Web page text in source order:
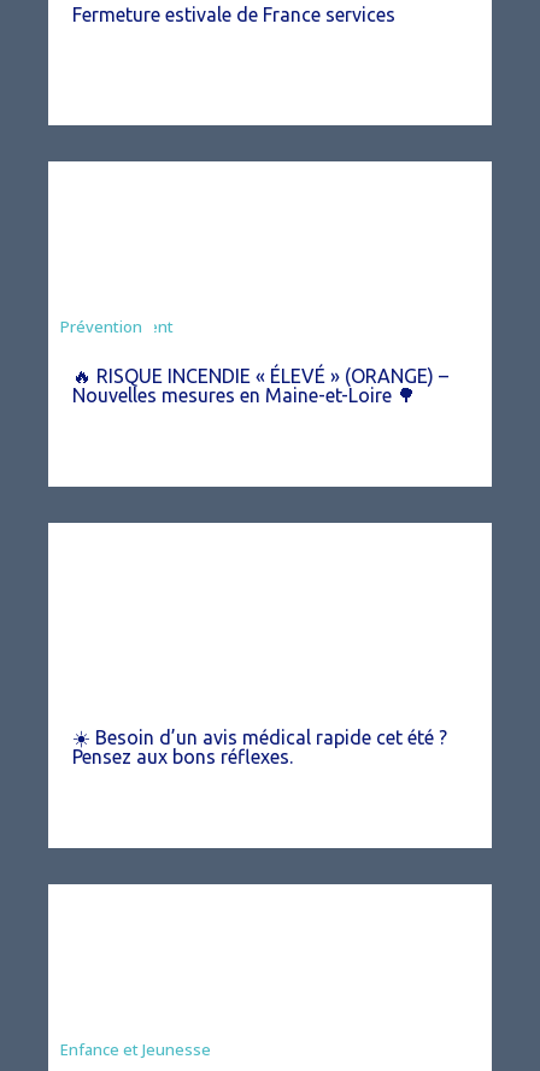
Fermeture estivale de France services
Agriculture
Arrêté
Environnement
Prévention
🔥 RISQUE INCENDIE « ÉLEVÉ » (ORANGE) –
Nouvelles mesures en Maine-et-Loire 🌳
☀️ Besoin d’un avis médical rapide cet été ?
Pensez aux bons réflexes.
Animation
Enfance et Jeunesse